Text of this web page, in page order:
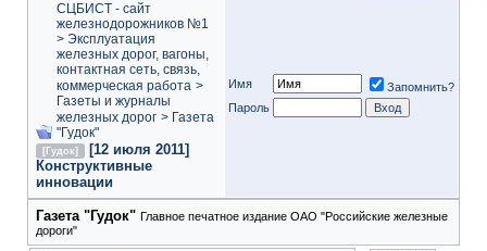
СЦБИСТ - сайт
железнодорожников №1
> Эксплуатация
железных дорог, вагоны,
контактная сеть, связь,
коммерческая работа >
Газеты и журналы
железных дорог > Газета
"Гудок"
[Гудок]
[12 июля 2011]
Конструктивные
инновации
Имя
Запомнить?
Пароль
Газета "Гудок" Главное печатное издание ОАО "Российские железные
дороги"